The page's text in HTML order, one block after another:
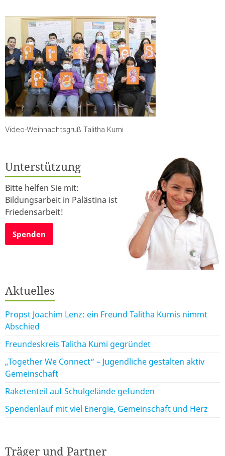
Video-Weihnachtsgruß Talitha Kumi
Unterstützung
Bitte helfen Sie mit:
Bildungsarbeit in Palästina ist
Friedensarbeit!
Spenden
Aktuelles
Propst Joachim Lenz: ein Freund Talitha Kumis nimmt
Abschied
Freundeskreis Talitha Kumi gegründet
„Together We Connect“ – Jugendliche gestalten aktiv
Gemeinschaft
Raketenteil auf Schulgelände gefunden
Spendenlauf mit viel Energie, Gemeinschaft und Herz
Träger und Partner